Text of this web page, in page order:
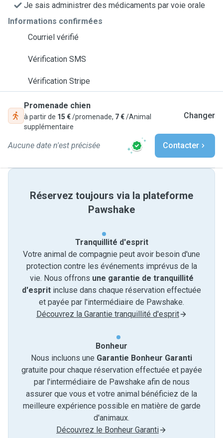
Je sais administrer des médicaments par voie orale
Informations confirmées
Courriel vérifié
Vérification SMS
Vérification Stripe
Promenade chien
à partir de 15 €/promenade, 7 €/Animal
supplémentaire
Changer
Aucune date n'est précisée Contacter
Réservez toujours via la plateforme
Pawshake
Tranquillité d'esprit
Votre animal de compagnie peut avoir besoin d'une
protection contre les événements imprévus de la
vie. Nous offrons une garantie de tranquillité
d'esprit incluse dans chaque réservation effectuée
et payée par l'intermédiaire de Pawshake.
Découvrez la Garantie tranquillité d'esprit
Bonheur
Nous incluons une Garantie Bonheur Garanti
gratuite pour chaque réservation effectuée et payée
par l'intermédiaire de Pawshake afin de nous
assurer que vous et votre animal bénéficiez de la
meilleure expérience possible en matière de garde
d'animaux.
Découvrez le Bonheur Garanti